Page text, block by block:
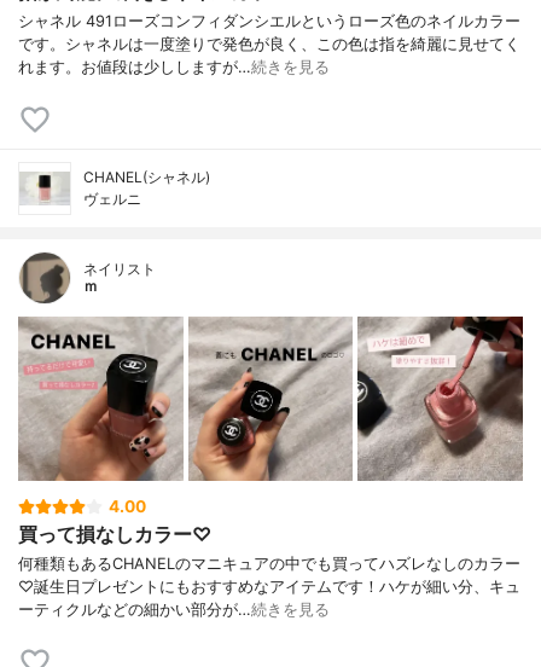
シャネル 491ローズコンフィダンシエルというローズ色のネイルカラー
です。シャネルは一度塗りで発色が良く、この色は指を綺麗に見せてく
れます。お値段は少ししますが…続きを見る
CHANEL(シャネル)
ヴェルニ
ネイリスト
ｍ
4.00
買って損なしカラー♡
何種類もあるCHANELのマニキュアの中でも買ってハズレなしのカラー
♡誕生日プレゼントにもおすすめなアイテムです！ハケが細い分、キュ
ーティクルなどの細かい部分が…続きを見る